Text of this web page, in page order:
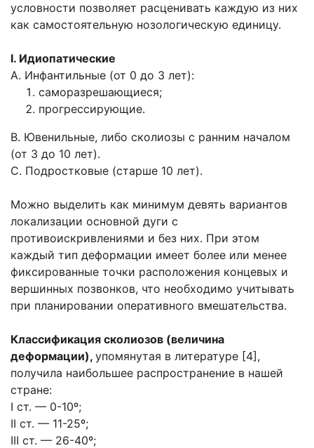
условности позволяет расценивать каждую из них
как самостоятельную нозологическую единицу.
I. Идиопатические
A. Инфантильные (от 0 до 3 лет):
саморазрешающиеся;
прогрессирующие.
B. Ювенильные, либо сколиозы с ранним началом
(от 3 до 10 лет).
C. Подростковые (старше 10 лет).
Можно выделить как минимум девять вариантов
локализации основной дуги с
противоискривлениями и без них. При этом
каждый тип деформации имеет более или менее
фиксированные точки расположения концевых и
вершинных позвонков, что необходимо учитывать
при планировании оперативного вмешательства.
Классификация сколиозов (величина
деформации), упомянутая в литературе [4],
получила наибольшее распространение в нашей
стране:
I ст. — 0-10º;
II ст. — 11-25º;
III ст. — 26-40º;